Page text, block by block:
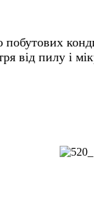
побутових
від пилу і